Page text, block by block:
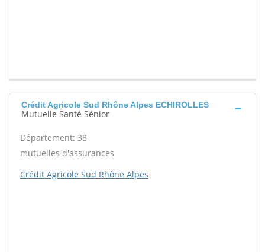
Crédit Agricole Sud Rhône Alpes ECHIROLLES
Mutuelle Santé Sénior
Département: 38
mutuelles d'assurances
Crédit Agricole Sud Rhône Alpes